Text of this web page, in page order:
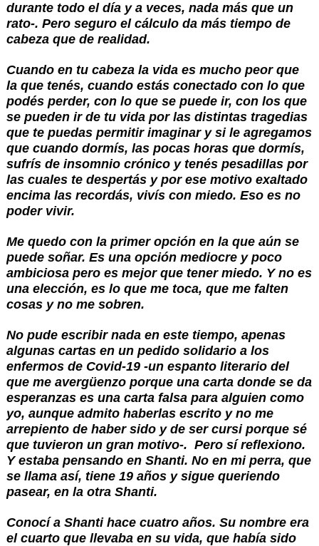
durante todo el día y a veces, nada más que un
rato-. Pero seguro el cálculo da más tiempo de
cabeza que de realidad.
Cuando en tu cabeza la vida es mucho peor que
la que tenés, cuando estás conectado con lo que
podés perder, con lo que se puede ir, con los que
se pueden ir de tu vida por las distintas tragedias
que te puedas permitir imaginar y si le agregamos
que cuando dormís, las pocas horas que dormís,
sufrís de insomnio crónico y tenés pesadillas por
las cuales te despertás y por ese motivo exaltado
encima las recordás, vivís con miedo. Eso es no
poder vivir.
Me quedo con la primer opción en la que aún se
puede soñar. Es una opción mediocre y poco
ambiciosa pero es mejor que tener miedo. Y no es
una elección, es lo que me toca, que me falten
cosas y no me sobren.
No pude escribir nada en este tiempo, apenas
algunas cartas en un pedido solidario a los
enfermos de Covid-19 -un espanto literario del
que me avergüenzo porque una carta donde se da
esperanzas es una carta falsa para alguien como
yo, aunque admito haberlas escrito y no me
arrepiento de haber sido y de ser cursi porque sé
que tuvieron un gran motivo-.  Pero sí reflexiono.
Y estaba pensando en Shanti. No en mi perra, que
se llama así, tiene 19 años y sigue queriendo
pasear, en la otra Shanti.
Conocí a Shanti hace cuatro años. Su nombre era
el cuarto que llevaba en su vida, que había sido